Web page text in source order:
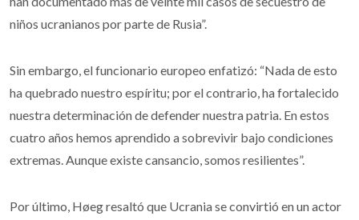
niños ucranianos por parte de Rusia”.
Sin embargo, el funcionario europeo enfatizó: “Nada de esto
ha quebrado nuestro espíritu; por el contrario, ha fortalecido
nuestra determinación de defender nuestra patria. En estos
cuatro años hemos aprendido a sobrevivir bajo condiciones
extremas. Aunque existe cansancio, somos resilientes”.
Por último, Høeg resaltó que Ucrania se convirtió en un actor